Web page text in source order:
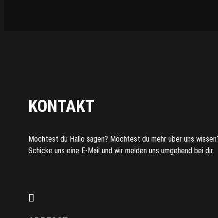
KONTAKT
Möchtest du Hallo sagen? Möchtest du mehr über uns
Schicke uns eine E-Mail und wir melden uns umgehend bei dir.